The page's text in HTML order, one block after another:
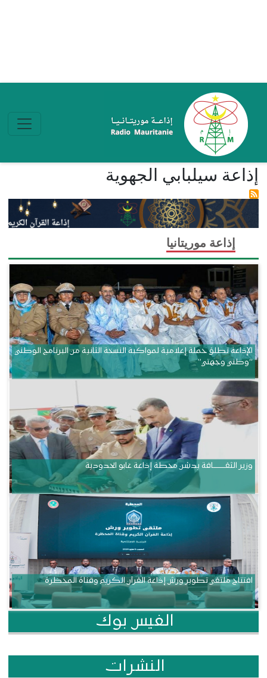
إذاعة سيلبابي الجهوية
إذاعة موريتانيا
الإذاعة تطلق حملة إعلامية لمواكبة النسخة الثانية من البرنامج الوطني
“وطني وجهتي”
وزير الثقــــــــــافة يدشن محطة إذاعة غابو الحدودية
افتتاح ملتقى تطوير ورش إذاعة القرآن الكريم وقناة المحظرة
الفيس بوك
النشرات